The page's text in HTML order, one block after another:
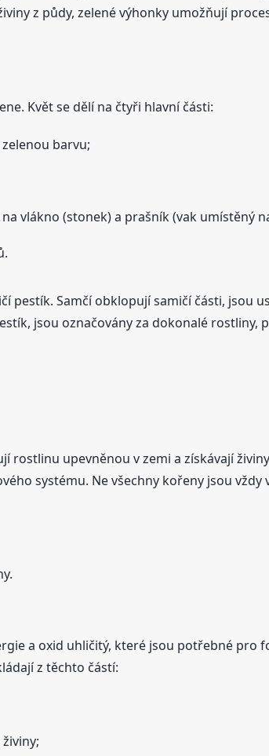
z půdy, zelené výhonky umožňují
Květ se dělí na čtyři hlavní části:
barvu;
vlákno (stonek) a prašník (vak umístěný
pestík. Samčí obklopují samičí části, jsou
jsou označovány za dokonalé rostliny,
upevněnou v zemi a získávají
systému. Ne všechny kořeny jsou
a oxid uhličitý, které jsou potřebné pro
z těchto částí: